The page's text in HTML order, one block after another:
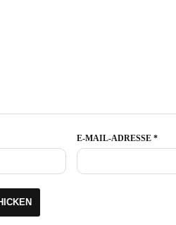
E-MAIL-ADRESSE *